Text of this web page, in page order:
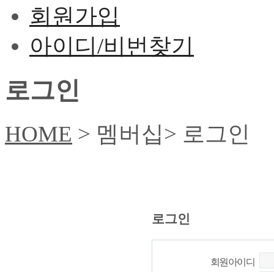
회원가입
아이디/비번찾기
로그인
HOME > 멤버십> 로그인
로그인
회원아이디